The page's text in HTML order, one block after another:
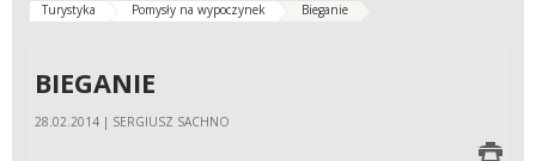
Turystyka Pomysły na wypoczynek Bieganie
BIEGANIE
28.02.2014 | SERGIUSZ SACHNO